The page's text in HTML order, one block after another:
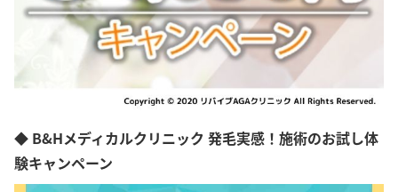
◆ B&Hメディカルクリニック 発毛実感！施術のお試し体
験キャンペーン